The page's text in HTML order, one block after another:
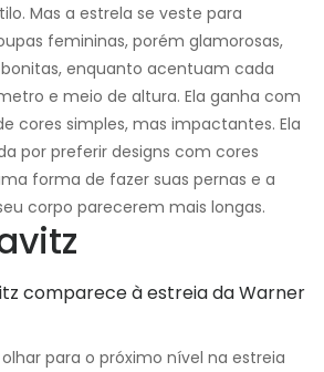
Mas a estrela se veste para
femininas, porém glamorosas,
enquanto acentuam cada
e meio de altura. Ela ganha com
cores simples, mas impactantes. Ela
por preferir designs com cores
forma de fazer suas pernas e a
corpo parecerem mais longas.
para o próximo nível na estreia